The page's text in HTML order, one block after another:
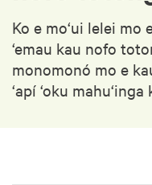
Ko e mo‘ui lelei mo
‘emau kau nofo
monomonó mo e
‘apí ‘oku